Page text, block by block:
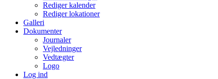
Rediger kalender
Rediger lokationer
Galleri
Dokumenter
Journaler
Vejledninger
Vedtægter
Logo
Log ind